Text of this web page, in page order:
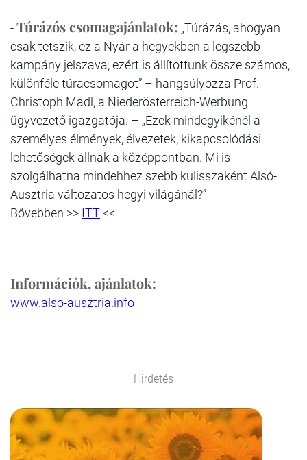
-Túrázós csomagajánlatok: „Túrázás, ahogyan
csak tetszik, ez a Nyár a hegyekben a legszebb
kampány jelszava, ezért is állítottunk össze számos,
különféle túracsomagot” – hangsúlyozza Prof.
Christoph Madl, a Niederösterreich-Werbung
ügyvezető igazgatója. – „Ezek mindegyikénél a
személyes élmények, élvezetek, kikapcsolódási
lehetőségek állnak a középpontban. Mi is
szolgálhatna mindehhez szebb kulisszaként Alsó-
Ausztria változatos hegyi világánál?”
Bővebben >> ITT<<
Információk, ajánlatok:
www.also-ausztria.info
Hirdetés